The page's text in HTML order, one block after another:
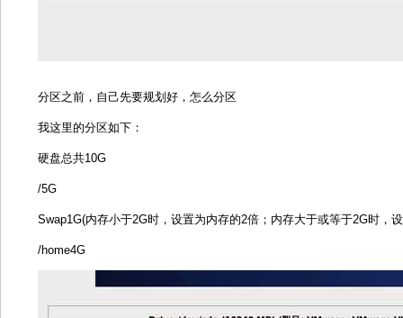
分区之前，自己先要规划好，怎么分区
我这里的分区如下：
硬盘总共10G
/5G
Swap1G(内存小于2G时，设置为内存的2倍；内存大于或等于2G时，
/home4G